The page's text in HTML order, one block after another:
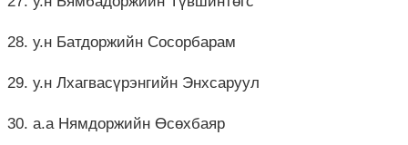
28. у.н Батдоржийн Сосорбарам
29. у.н Лхагвасүрэнгийн Энхсаруул
30. а.а Нямдоржийн Өсөхбаяр